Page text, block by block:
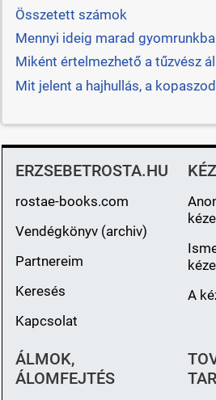
Összetett számok
Mennyi ideig marad
Miként értelmezhető a tűzvész
Mit jelent a hajhullás, a
ERZSEBETROSTA.HU
rostae-books.com
Vendégkönyv (archiv)
Partnereim
Keresés
Kapcsolat
A
ÁLMOK,
ÁLOMFEJTÉS